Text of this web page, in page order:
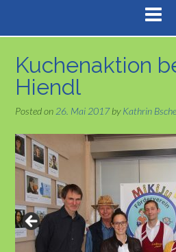
Kuchenaktion
Hiendl
Posted on 26. Mai 2017byKathrin